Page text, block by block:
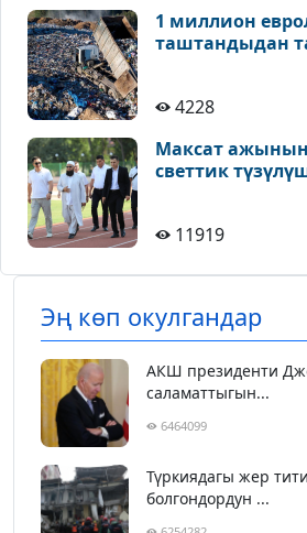
1 миллион
таштандыдан
4228
Максат ажынын
11919
Эң көп окулгандар
АКШ президенти
саламаттыгын...
6464099
Түркиядагы жер
болгондордун ...